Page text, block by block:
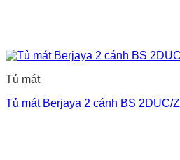
Tủ mát
Tủ mát Berjaya 2 cánh BS 2DUC/Z